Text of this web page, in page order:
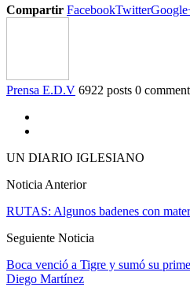
Compartir FacebookTwitter
Prensa E.D.V 6922 posts 0
UN DIARIO IGLESIANO
Noticia Anterior
RUTAS: Algunos badenes con
Seguiente Noticia
Boca venció a Tigre y sumó su
Diego Martínez